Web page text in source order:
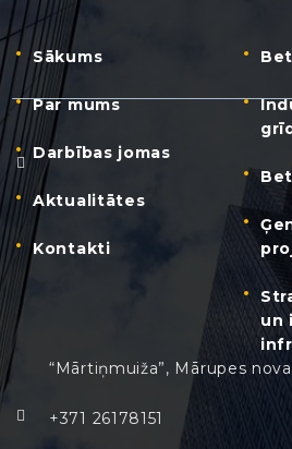
Sākums
Par mums
Darbības jomas
Aktualitātes
Kontakti
un
“Mārtiņmuiža”, Mārupes
+371 26178151